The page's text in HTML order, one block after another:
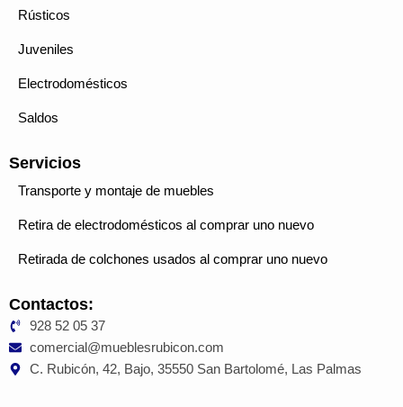
Rústicos
Juveniles
Electrodomésticos
Saldos
Servicios
Transporte y montaje de muebles
Retira de electrodomésticos al comprar uno nuevo
Retirada de colchones usados al comprar uno nuevo
Contactos:
928 52 05 37
comercial@mueblesrubicon.com
C. Rubicón, 42, Bajo, 35550 San Bartolomé, Las Palmas